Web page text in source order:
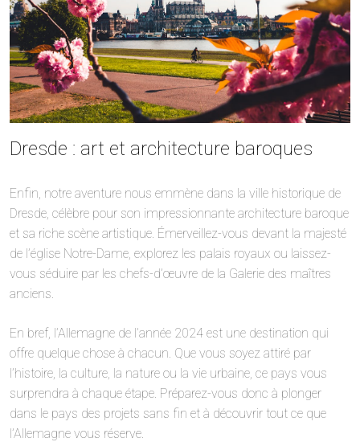
Dresde : art et architecture baroques
Enfin, notre aventure nous emmène dans la ville historique de
Dresde, célèbre pour son impressionnante architecture baroque
et sa riche scène artistique. Émerveillez-vous devant la majesté
de l’église Notre-Dame, explorez les palais royaux ou laissez-
vous séduire par les chefs-d’œuvre de la Galerie des maîtres
anciens.
En bref, l’Allemagne de l’année 2024 est une destination qui
offre quelque chose à chacun. Que vous soyez attiré par
l’histoire, la culture, la nature ou la vie urbaine, ce pays vous
surprendra à chaque étape. Préparez-vous donc à plonger
dans le pays des projets sans fin et à découvrir tout ce que
l’Allemagne vous réserve.